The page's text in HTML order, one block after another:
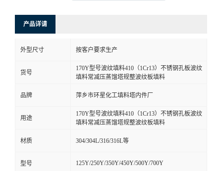
产品详请
外型尺寸 按客户要求生产
货号
170Y型号波纹填料410（1Cr13）不锈钢孔板波纹
填料常减压蒸馏塔规整波纹板填料
品牌 萍乡市环星化工填料塔内件厂
用途
170Y型号波纹填料410（1Cr13）不锈钢孔板波纹
填料常减压蒸馏塔规整波纹板填料
材质 304/304L/316/316L等
型号 125Y/250Y/350Y/450Y/500Y/700Y